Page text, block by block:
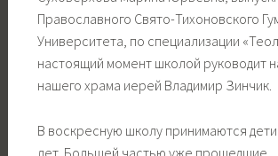
Православного Свято-Тихоновского
Университета, по специализации
настоящий момент школой руководит
нашего храма иерей Владимир Зинчик.
В воскресную школу принимаются дети